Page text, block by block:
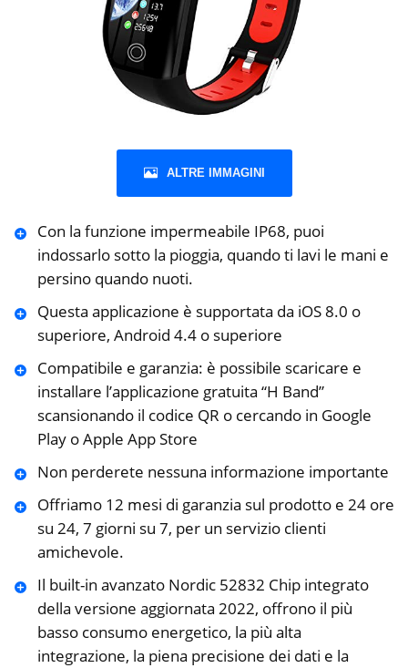
ALTRE IMMAGINI
Con la funzione impermeabile IP68, puoi
indossarlo sotto la pioggia, quando ti lavi le mani e
persino quando nuoti.
Questa applicazione è supportata da iOS 8.0 o
superiore, Android 4.4 o superiore
Compatibile e garanzia: è possibile scaricare e
installare l’applicazione gratuita “H Band”
scansionando il codice QR o cercando in Google
Play o Apple App Store
Non perderete nessuna informazione importante
Offriamo 12 mesi di garanzia sul prodotto e 24 ore
su 24, 7 giorni su 7, per un servizio clienti
amichevole.
Il built-in avanzato Nordic 52832 Chip integrato
della versione aggiornata 2022, offrono il più
basso consumo energetico, la più alta
integrazione, la piena precisione dei dati e la